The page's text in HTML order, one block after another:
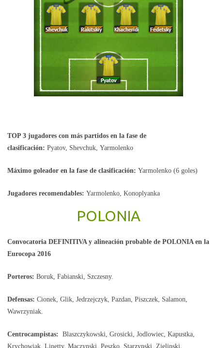
TOP 3 jugadores con más partidos en la fase de
clasificación: Pyatov, Shevchuk, Yarmolenko
Máximo goleador en la fase de clasificación: Yarmolenko (6 goles)
Jugadores recomendables: Yarmolenko, Konoplyanka
POLONIA
Convocatoria DEFINITIVA y alineación probable de POLONIA en la
Eurocopa 2016
Porteros: Boruk, Fabianski, Szczesny.
Defensas: Cionek, Glik, Jedrzejczyk, Pazdan, Piszczek, Salamon,
Wawrzyniak.
Centrocampistas: Blaszczykowski, Grosicki, Jodlowiec, Kapustka,
Krychowiak, Linetty, Maczynski, Peszko, Starzynski, Zielinski.